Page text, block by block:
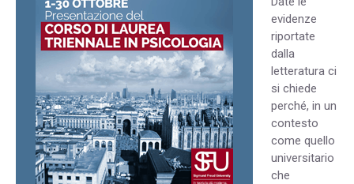
evidenze
riportate
dalla
letteratura ci
si chiede
perché, in un
contesto
come quello
universitario
che